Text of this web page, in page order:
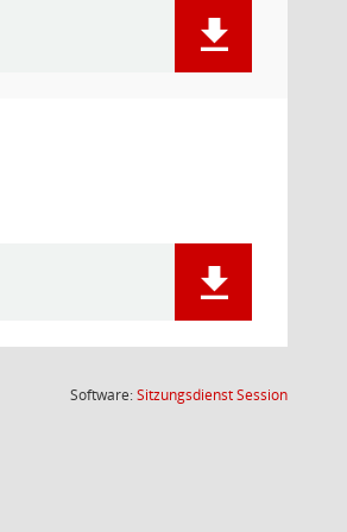
Software:SitzungsdienstSession(Wird in